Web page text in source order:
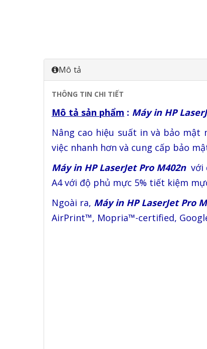
Mô tả
THÔNG TIN CHI TIẾT
Mô tả sản phẩm : Máy in HP
Nâng cao hiệu suất in và bảo mật
việc nhanh hơn và cung cấp bảo
Máy in HP LaserJet Pro M402n với
A4 với độ phủ mực 5% tiết kiệm
Ngoài ra, Máy in HP LaserJet Pro
AirPrint™, Mopria™-certified,